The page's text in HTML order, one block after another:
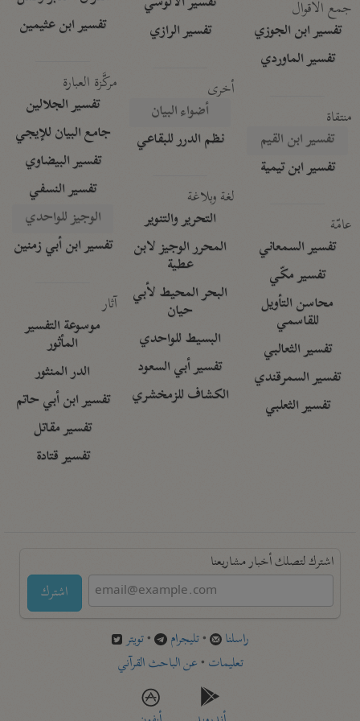
جمع الأقوال
تفسير ابن الجوزي
تفسير الماوردي
منتقاة
تفسير ابن القيم
تفسير ابن تيمية
عامّة
تفسير السمعاني
تفسير مكّي
محاسن التأويل
للقاسمي
تفسير الثعالبي
تفسير السمرقندي
تفسير الثعلبي
تفسير الرازي
أخرى
أضواء البيان
نظم الدرر للبقاعي
لغة وبلاغة
التحرير والتنوير
المحرر الوجيز لابن
عطية
البحر المحيط لأبي
حيان
البسيط للواحدي
تفسير أبي السعود
الكشاف للزمخشري
تفسير ابن عثيمين
مركَّزة العبارة
تفسير الجلالين
جامع البيان للإيجي
تفسير البيضاوي
تفسير النسفي
الوجيز للواحدي
تفسير ابن أبي زمنين
آثار
موسوعة التفسير
المأثور
الدر المنثور
تفسير ابن أبي حاتم
تفسير مقاتل
تفسير قتادة
اشترك لتصلك أخبار مشاريعنا
اشترك
راسلنا •تليجرام •تويتر
تعليمات •عن الباحث القرآني